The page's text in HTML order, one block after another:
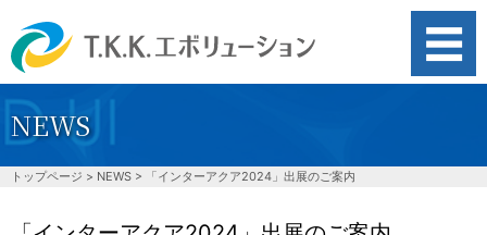
水道管劣化対策
NEWS
トップページ > NEWS > 「インターアクア2024」出展のご案内